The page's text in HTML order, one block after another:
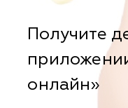
Получите
онлайн»